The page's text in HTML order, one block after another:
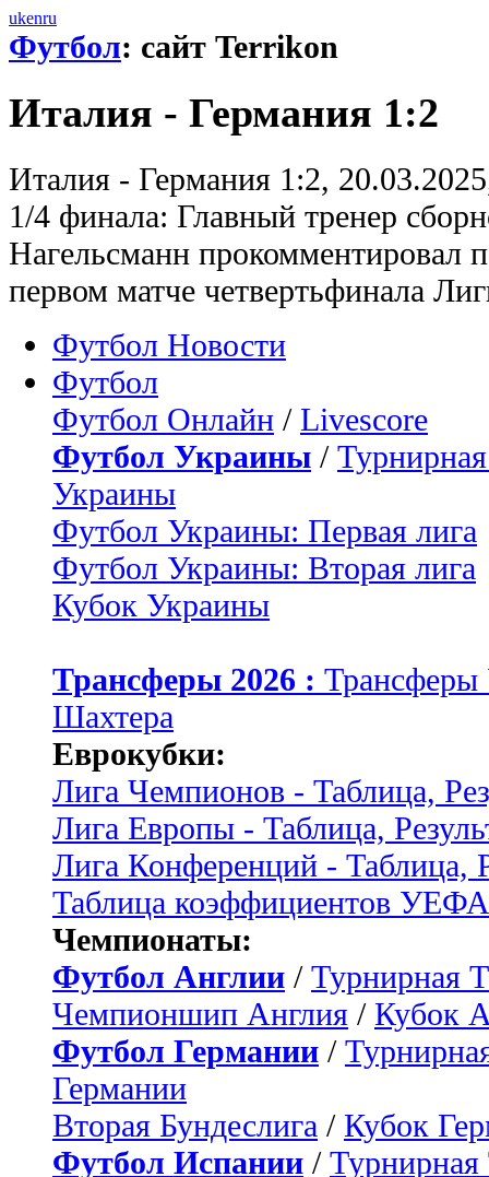
ukenru
Футбол: сайт Terrikon
Италия - Германия 1:2
Италия - Германия 1:2,
1/4 финала: Главный тренер
Нагельсманн прокомментировал
первом матче четвертьфинала
Футбол Новости
Футбол
Футбол Онлайн / Livescore
Футбол Украины /
Украины
Футбол Украины: Первая лига
Футбол Украины: Вторая лига
Кубок Украины
Трансферы 2026 :
Шахтера
Еврокубки:
Лига Чемпионов - Таблица,
Лига Европы - Таблица,
Лига Конференций - Таблица,
Таблица коэффициентов УЕФА
Чемпионаты:
Футбол Англии / Турнирная
Чемпионшип Англия / Кубок
Футбол Германии /
Германии
Вторая Бундеслига / Кубок
Футбол Испании / Турнирная